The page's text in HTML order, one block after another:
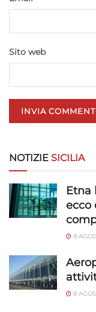
e presentare
privacy.
Sito web
NOTIZIE SICILIA
Etna
ecco
8
8